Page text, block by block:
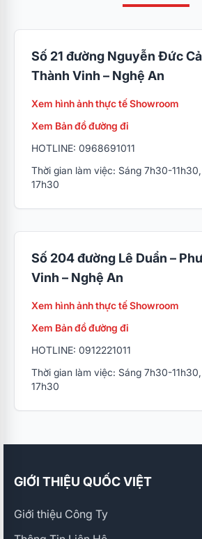
Số 21 đường Nguyễn Đức
Thành Vinh – Nghệ An
Xem hình ảnh thực tế Showroom
Xem Bản đồ đường đi
HOTLINE: 0968691011
Thời gian làm việc: Sáng 7h30-
17h30
Số 204 đường Lê Duẩn –
Vinh – Nghệ An
Xem hình ảnh thực tế Showroom
Xem Bản đồ đường đi
HOTLINE: 0912221011
Thời gian làm việc: Sáng 7h30-
17h30
GIỚI THIỆU QUỐC VIỆT
Giới thiệu Công Ty